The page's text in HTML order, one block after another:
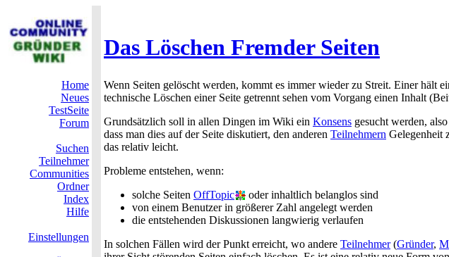
Das Löschen Fremder Seiten
Home
Neues
TestSeite
Forum
Suchen
Teilnehmer
Communities
Ordner
Index
Hilfe
Einstellungen
Wenn Seiten gelöscht werden, kommt es immer wieder zu Streit. Einer hält
technische Löschen einer Seite getrennt sehen vom Vorgang einen Inhalt
Grundsätzlich soll in allen Dingen im Wiki ein Konsens gesucht werden,
dass man dies auf der Seite diskutiert, den anderen Teilnehmern Gelegenheit
das relativ leicht.
Probleme entstehen, wenn:
solche Seiten OffTopic
oder inhaltlich belanglos sind
von einem Benutzer in größerer Zahl angelegt werden
die entstehenden Diskussionen langwierig verlaufen
In solchen Fällen wird der Punkt erreicht, wo andere Teilnehmer(Gründer,